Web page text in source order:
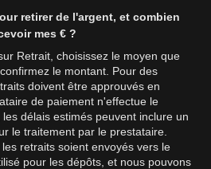
retirer de l'argent, et combien
mes € ?
Retrait, choisissez le moyen que
le montant. Pour des
doivent être approuvés en
de paiement n'effectue le
délais estimés peuvent inclure un
le traitement par le prestataire.
retraits soient envoyés vers le
pour les dépôts, et nous pouvons